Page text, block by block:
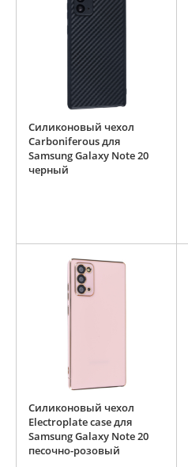
Силиконовый чехол
Carboniferous для
Samsung Galaxy Note 20
черный
Силиконовый чехол
Electroplate case для
Samsung Galaxy Note 20
песочно-розовый